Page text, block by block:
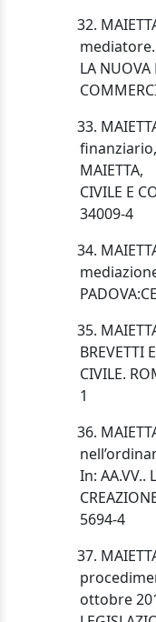
32.
mediatore.
LA NUOVA
33.
MAIETTA,
CIVILE E
34009-4
34.
35.
BREVETTI
CIVILE.
1
36.
In: AA.VV..
5694-4
37.
ottobre